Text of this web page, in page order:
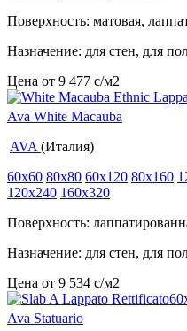
Поверхность: матовая,
Назначение: для стен, для
Цена от 9 477 c/м2
Ava White Macauba
AVA (Италия)
60x60 80x80 60x120 80x160
120x240 160x320
Поверхность:
Назначение: для стен, для
Цена от 9 534 c/м2
Ava Statuario